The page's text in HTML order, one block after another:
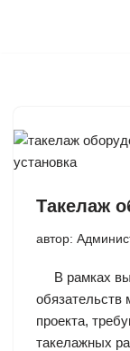
Такелаж
автор:
В рамках
проекта,
такелажных